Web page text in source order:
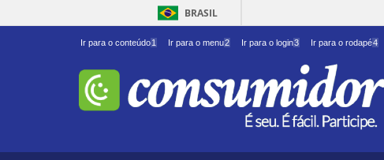
BRASIL
Ir para o conteúdo1 Ir para o menu2 Ir para o login3 Ir para o rodapé4